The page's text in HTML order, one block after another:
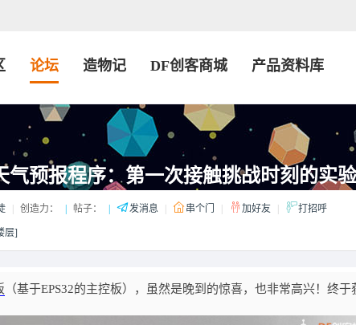
论坛 造物记 DF创客商城 产品资料库
气预报程序：第一次接触挑战时刻的实
创造力： 帖子： 发消息 串个门 加好友 打招呼
层]
（基于EPS32的主控板），虽然是晚到的惊喜，也非常高兴！终于